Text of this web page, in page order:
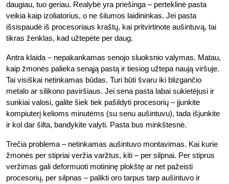
daugiau, tuo geriau. Realybė yra priešinga – perteklinė pasta
veikia kaip izoliatorius, o ne šilumos laidininkas. Jei pasta
išsispaudė iš procesoriaus kraštų, kai pritvirtinote aušintuvą, tai
tikras ženklas, kad užtepėte per daug.
Antra klaida – nepakankamas senojo sluoksnio valymas. Matau,
kaip žmonės palieka senąją pastą ir tiesiog užtepa naują viršuje.
Tai visiškai netinkamas būdas. Turi būti švaru iki blizgančio
metalo ar silikono paviršiaus. Jei sena pasta labai sukietėjusi ir
sunkiai valosi, galite šiek tiek pašildyti procesorių – įjunkite
kompiuterį kelioms minutėms (su senu aušintuvu), tada išjunkite
ir kol dar šilta, bandykite valyti. Pasta bus minkštesnė.
Trečia problema – netinkamas aušintuvo montavimas. Kai kurie
žmonės per stipriai veržia varžtus, kiti – per silpnai. Per stiprus
veržimas gali deformuoti motininę plokštę ar net pažeisti
procesorių, per silpnas – palikti oro tarpus tarp aušintuvo ir